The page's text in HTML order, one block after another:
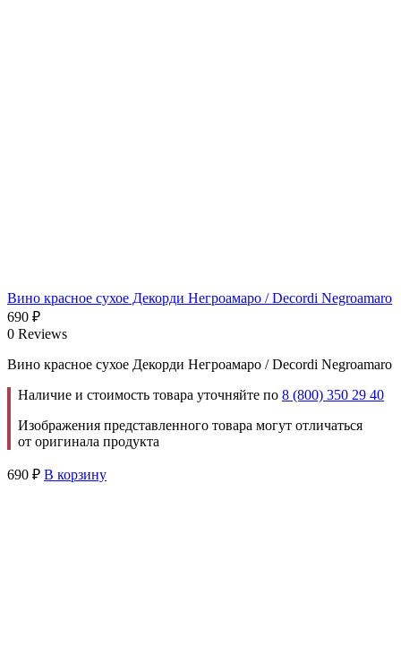
Вино красное сухое Декорди Негроамаро / Decordi Negroamaro
690 ₽
0 Reviews
Вино красное сухое Декорди Негроамаро / Decordi Negroamaro
Наличие и стоимость товара уточняйте по 8 (800) 350 29 40
Изображения представленного товара могут отличаться
от оригинала продукта
690 ₽ В корзину